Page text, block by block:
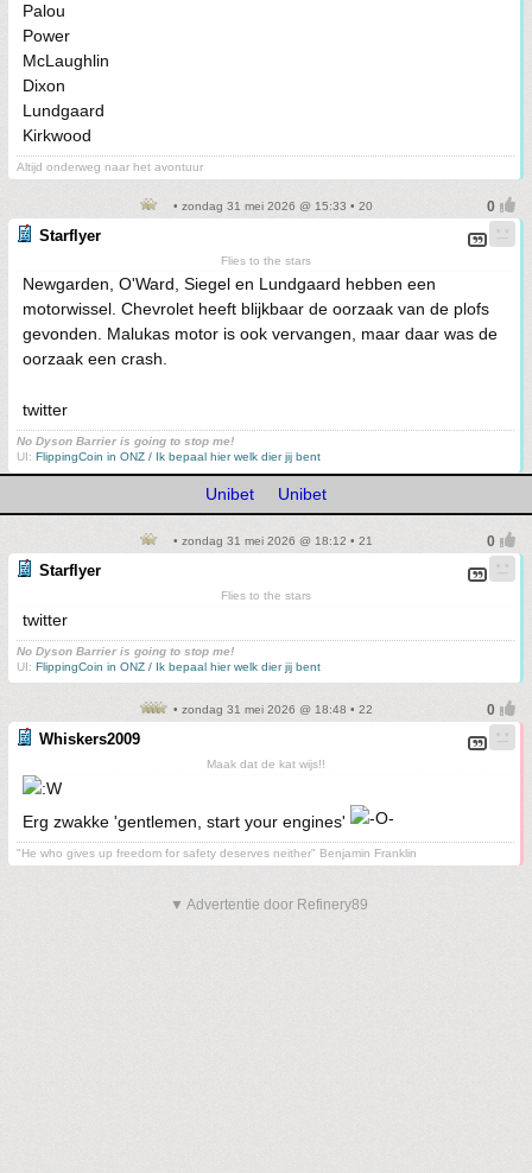
Palou
Power
McLaughlin
Dixon
Lundgaard
Kirkwood
Altijd onderweg naar het avontuur
• zondag 31 mei 2026 @ 15:33 • 20
Starflyer
Flies to the stars
Newgarden, O'Ward, Siegel en Lundgaard hebben een
motorwissel. Chevrolet heeft blijkbaar de oorzaak van de plofs
gevonden. Malukas motor is ook vervangen, maar daar was de
oorzaak een crash.
twitter
No Dyson Barrier is going to stop me!
UI: FlippingCoin in ONZ / Ik bepaal hier welk dier jij bent
Unibet Unibet
• zondag 31 mei 2026 @ 18:12 • 21
Starflyer
Flies to the stars
twitter
No Dyson Barrier is going to stop me!
UI: FlippingCoin in ONZ / Ik bepaal hier welk dier jij bent
• zondag 31 mei 2026 @ 18:48 • 22
Whiskers2009
Maak dat de kat wijs!!
Erg zwakke 'gentlemen, start your engines'
"He who gives up freedom for safety deserves neither" Benjamin Franklin
▼ Advertentie door Refinery89